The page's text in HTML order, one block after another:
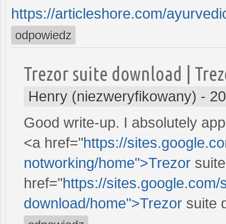
https://articleshore.com/
odpowiedz
Trezor suite download |
Henry (niezweryfikowany) -
Good write-up. I absolutely
<a href="https://
notworking/home">Trezor
href="https://
download/home">Trezor suite